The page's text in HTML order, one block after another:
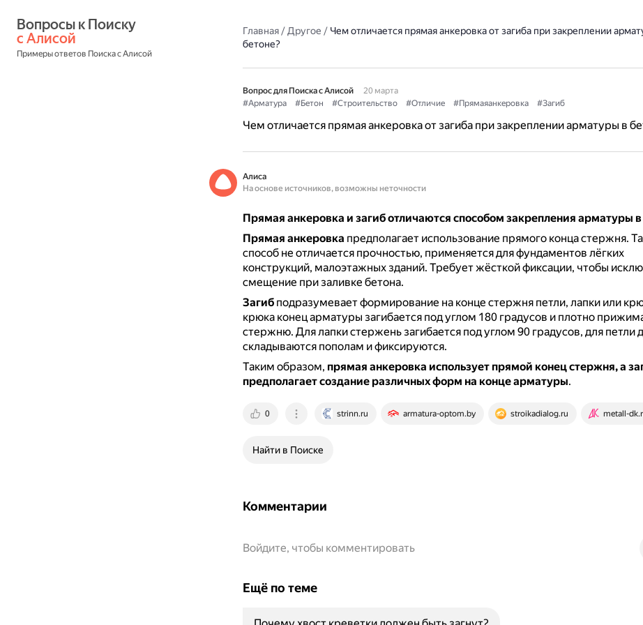
с Алисой
Примеры ответов Поиска с Алисой
Главная/Другое / Чем отличается прямая анкеровка от загиба при закреплении
бетоне?
Вопрос для Поиска с Алисой
20 марта
#Арматура
#Бетон #Строительство #Отличие #Прямаяанкеровка #Загиб
Чем отличается прямая анкеровка от загиба при закреплении арматуры в
Алиса
На основе источников, возможны неточности
Прямая анкеровка и загиб отличаются способом закрепления арматуры в
Прямая анкеровка предполагает использование прямого конца стержня.
способ не отличается прочностью, применяется для фундаментов лёгких
конструкций, малоэтажных зданий. Требует жёсткой фиксации, чтобы
смещение при заливке бетона.
Загибподразумевает формирование на конце стержня петли, лапки или
крюка конец арматуры загибается под углом 180 градусов и плотно
стержню. Для лапки стержень загибается под углом 90 градусов, для петли
складываются пополам и фиксируются.
Таким образом, прямая анкеровка использует прямой конец стержня, а
предполагает создание различных форм на конце арматуры.
0 strinn.ru armatura-optom.by stroikadialog.ru metall-
Найти в Поиске
Комментарии
Войдите, чтобы комментировать
Ещё по теме